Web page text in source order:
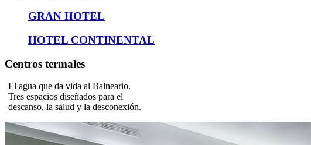
GRAN HOTEL
HOTEL CONTINENTAL
Centros termales
El agua que da vida al Balneario.
Tres espacios diseñados para el
descanso, la salud y la desconexión.